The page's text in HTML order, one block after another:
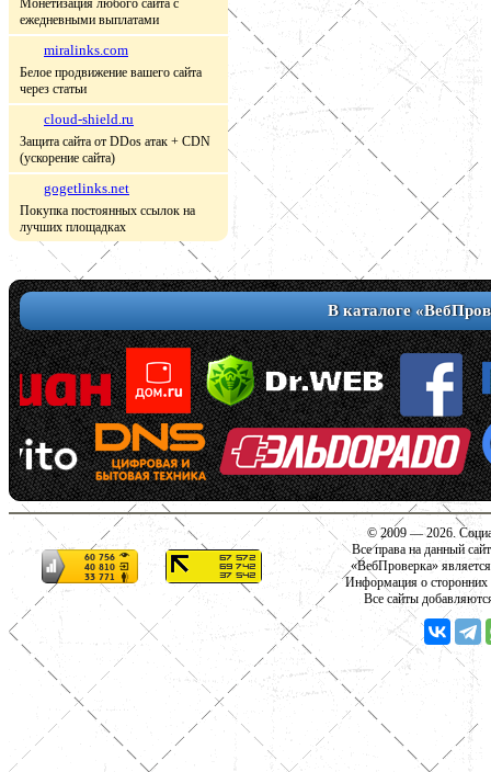
Монетизация любого сайта с
ежедневными выплатами
miralinks.com
Белое продвижение вашего сайта
через статьи
cloud-shield.ru
Защита сайта от DDos атак + CDN
(ускорение сайта)
gogetlinks.net
Покупка постоянных ссылок на
лучших площадках
В каталоге
© 2009 — 2026.
Все права на данный
«ВебПроверка»
Информация о сторонних
Все сайты